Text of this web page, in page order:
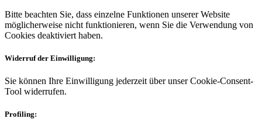
Bitte beachten Sie, dass einzelne Funktionen unserer Website
möglicherweise nicht funktionieren, wenn Sie die Verwendung von
Cookies deaktiviert haben.
Widerruf der Einwilligung:
Sie können Ihre Einwilligung jederzeit über unser Cookie-Consent-
Tool widerrufen.
Profiling: